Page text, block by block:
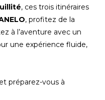
, ces trois itinéraires
, profitez de la
à l’aventure avec un
une expérience fluide,
et préparez-vous à